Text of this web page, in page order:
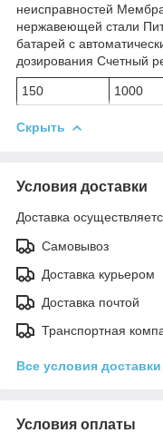
неисправностей
нержавеющей стали
батарей с
дозирования Счетный
150 1000
Скрыть
Условия доставки
Доставка
Самовывоз
Доставка курьером
Доставка почтой
Транспортная
Все условия доставки
Условия оплаты